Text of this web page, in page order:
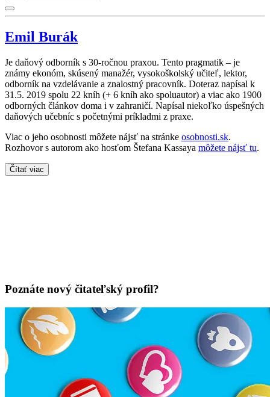
Emil Burák
Je daňový odborník s 30-ročnou praxou. Tento pragmatik – je
známy ekonóm, skúsený manažér, vysokoškolský učiteľ, lektor,
odborník na vzdelávanie a znalostný pracovník. Doteraz napísal k
31.5. 2019 spolu 22 kníh (+ 6 kníh ako spoluautor) a viac ako 1900
odborných článkov doma i v zahraničí. Napísal niekoľko úspešných
daňových učebníc s početnými príkladmi z praxe.
Viac o jeho osobnosti môžete nájsť na stránke osobnosti.sk.
Rozhovor s autorom ako hosťom Štefana Kassaya môžete nájsť tu.
Čítať viac
Poznáte nový čitateľský profil?